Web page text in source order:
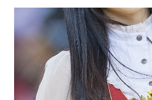
copied without
permission.
toodur2 All pictures cannot be
permission.